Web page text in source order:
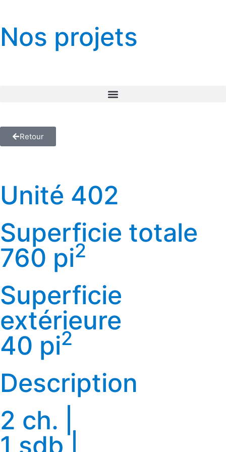
Nos projets
Retour
Unité 402
Superficie totale
760 pi2
Superficie
extérieure
40 pi2
Description
2 ch. |
1 sdb |